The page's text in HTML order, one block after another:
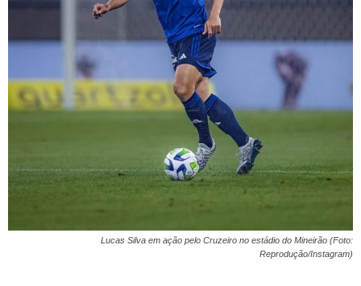
Lucas Silva em ação pelo Cruzeiro no estádio do Mineirão (Foto:
Reprodução/Instagram)